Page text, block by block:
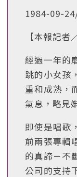
1984-09-
【本報記者
經過一年的
跳的小女孩
重和成熟，
氣息，略見
即使是唱歌
前兩張專輯
的真諦－不
公司的支持